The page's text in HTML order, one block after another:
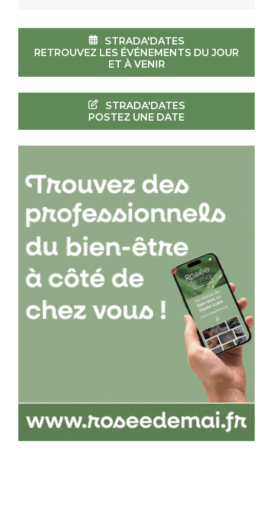
STRADA'DATES
RETROUVEZ LES ÉVÉNEMENTS DU JOUR
ET À VENIR
STRADA'DATES
POSTEZ UNE DATE